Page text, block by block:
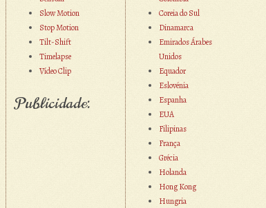
Slow Motion
Stop Motion
Tilt-Shift
Timelapse
Vídeo Clip
Publicidade:
Coreia do Sul
Dinamarca
Emirados Árabes
Unidos
Equador
Eslovénia
Espanha
EUA
Filipinas
França
Grécia
Holanda
Hong Kong
Hungria